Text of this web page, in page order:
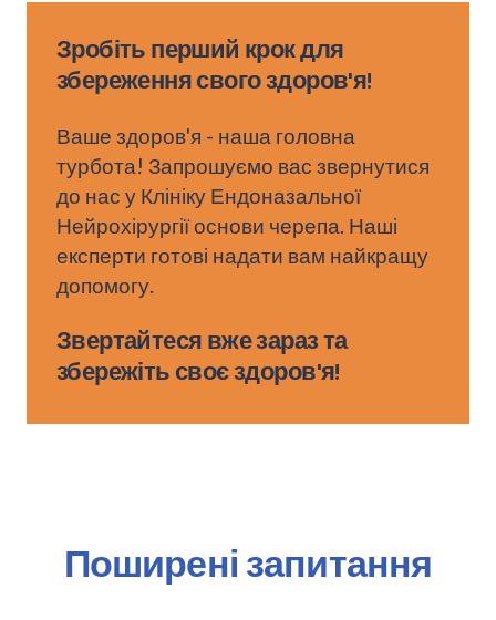
Зробіть перший крок для
збереження свого здоров'я!
Ваше здоров'я - наша головна
турбота! Запрошуємо вас звернутися
до нас у Клініку Ендоназальної
Нейрохірургії основи черепа. Наші
експерти готові надати вам найкращу
допомогу.
Звертайтеся вже зараз та
збережіть своє здоров'я!
Поширені запитання